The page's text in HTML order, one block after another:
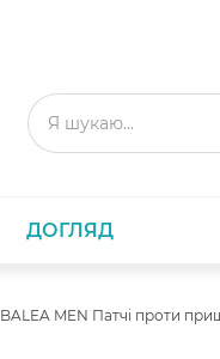
ДОГЛЯД
BALEA MEN Патчі проти